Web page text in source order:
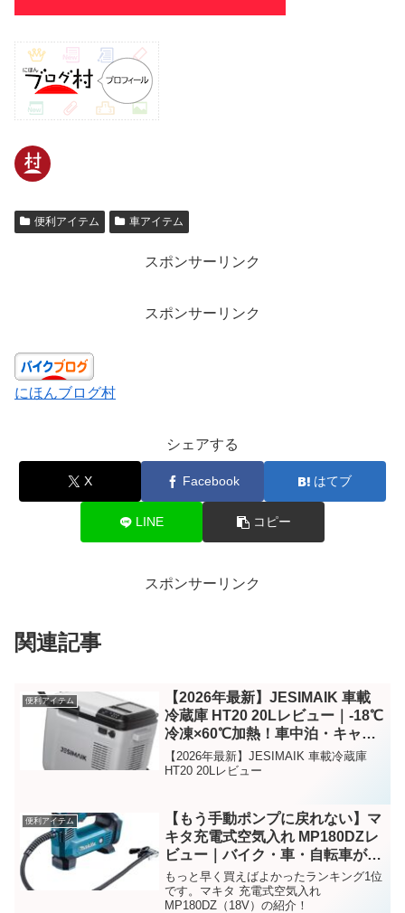
便利アイテム 車アイテム
スポンサーリンク
スポンサーリンク
にほんブログ村
シェアする
X Facebook はてブ
LINE コピー
スポンサーリンク
関連記事
便利アイテム
【2026年最新】JESIMAIK 車載
冷蔵庫 HT20 20Lレビュー｜-18℃
冷凍×60℃加熱！車中泊・キャン
プで最強の1台
【2026年最新】JESIMAIK 車載冷蔵庫
HT20 20Lレビュー
便利アイテム
【もう手動ポンプに戻れない】マ
キタ充電式空気入れ MP180DZレ
ビュー｜バイク・車・自転車が秒
で復活する神アイテム
もっと早く買えばよかったランキング1位
です。マキタ 充電式空気入れ
MP180DZ（18V）の紹介！